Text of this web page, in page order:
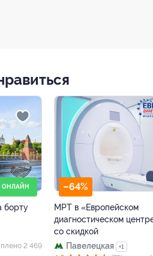
«Европейском
центре»